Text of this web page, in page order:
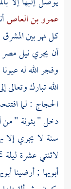
عمرو بن العاص
كل نهر بين المشرق
أن يجري نيل
وفجر الله له
الله تبارك
الحجاج : لما
دخل " بئونة " من
سنة لا يجري إلا
لاثنتي عشرة
أبويها ; أرضينا